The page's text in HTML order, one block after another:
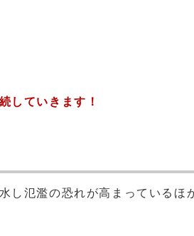
していきます！
氾濫の恐れが高まっているほ